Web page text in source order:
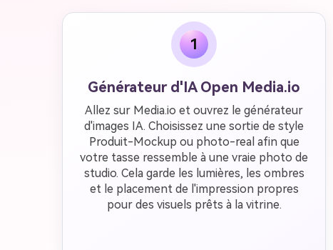
1
Générateur d'IA Open Media.io
Allez sur Media.io et ouvrez le générateur
d'images IA. Choisissez une sortie de style
Produit-Mockup ou photo-real afin que
votre tasse ressemble à une vraie photo de
studio. Cela garde les lumières, les ombres
et le placement de l'impression propres
pour des visuels prêts à la vitrine.